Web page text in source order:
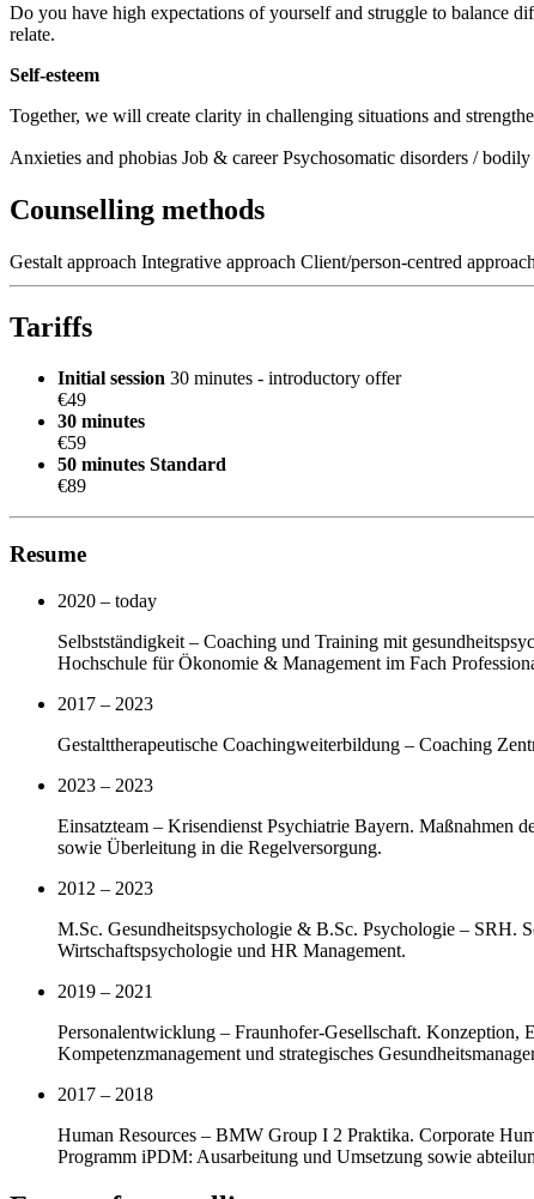
Do you have high expectations of yourself and struggle to balance
relate.
Self-esteem
Together, we will create clarity in challenging situations and
Anxieties and phobias Job & career Psychosomatic disorders /
Counselling methods
Gestalt approach Integrative approach Client/person-centred approach
Tariffs
Initial session 30 minutes - introductory offer
€49
30 minutes
€59
50 minutes Standard
€89
Resume
2020 – today
Selbstständigkeit – Coaching und Training mit
Hochschule für Ökonomie & Management im Fach
2017 – 2023
Gestalttherapeutische Coachingweiterbildung – Coaching
2023 – 2023
Einsatzteam – Krisendienst Psychiatrie Bayern. Maßnahmen
sowie Überleitung in die Regelversorgung.
2012 – 2023
M.Sc. Gesundheitspsychologie & B.Sc. Psychologie – SRH.
Wirtschaftspsychologie und HR Management.
2019 – 2021
Personalentwicklung – Fraunhofer-Gesellschaft.
Kompetenzmanagement und strategisches
2017 – 2018
Human Resources – BMW Group I 2 Praktika. Corporate
Programm iPDM: Ausarbeitung und Umsetzung sowie